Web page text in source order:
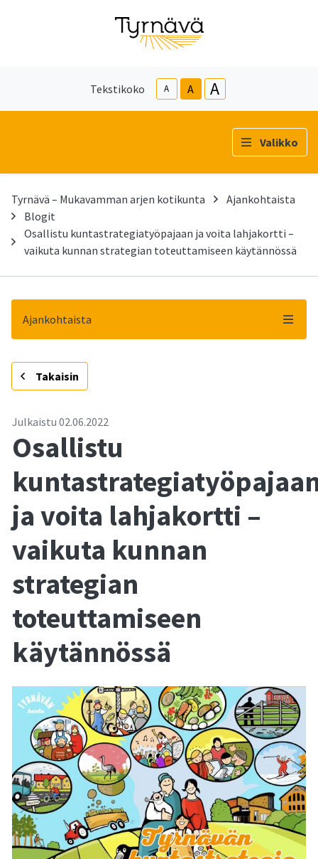
Tekstikoko A A A
Valikko
Tyrnävä – Mukavamman arjen kotikunta
Ajankohtaista
Blogit
Osallistu kuntastrategiatyöpajaan ja voita lahjakortti –
vaikuta kunnan strategian toteuttamiseen käytännössä
Ajankohtaista
- Takaisin
Julkaistu 02.06.2022
Osallistu
ja voita lahjakortti –
vaikuta kunnan
strategian
toteuttamiseen
käytännössä